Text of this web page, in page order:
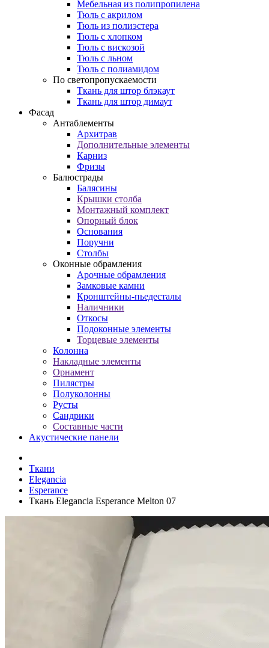
Мебельная из полипропилена
Тюль с акрилом
Тюль из полиэстера
Тюль с хлопком
Тюль с вискозой
Тюль с льном
Тюль с полиамидом
По светопропускаемости
Ткань для штор блэкаут
Ткань для штор димаут
Фасад
Антаблементы
Архитрав
Дополнительные элементы
Карниз
Фризы
Балюстрады
Балясины
Крышки столба
Монтажный комплект
Опорный блок
Основания
Поручни
Столбы
Оконные обрамления
Арочные обрамления
Замковые камни
Кронштейны-пьедесталы
Наличники
Откосы
Подоконные элементы
Торцевые элементы
Колонна
Накладные элементы
Орнамент
Пилястры
Полуколонны
Русты
Сандрики
Составные части
Акустические панели
Ткани
Elegancia
Esperance
Ткань Elegancia Esperance Melton 07